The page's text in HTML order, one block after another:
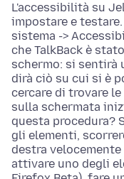
L'accessibilità su
impostare e
sistema ->
che TalkBack è
schermo: si sentirà
dirà ciò su cui si è
cercare di trovare
sulla schermata
questa procedura?
gli elementi,
destra
attivare uno degli